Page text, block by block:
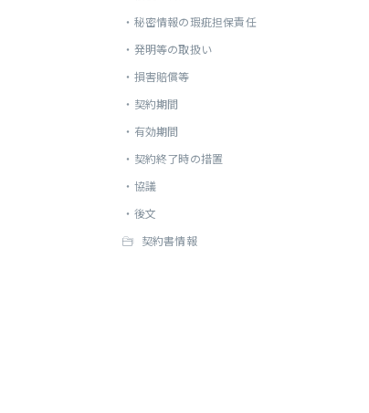
・ 秘密情報の瑕疵担保責任
・ 発明等の取扱い
・ 損害賠償等
・ 契約期間
・ 有効期間
・ 契約終了時の措置
・ 協議
・ 後文
契約書情報